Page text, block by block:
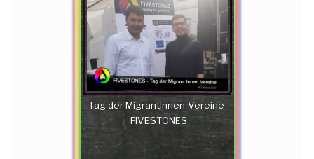
Tag der MigrantInnen-Vereine -
FIVESTONES